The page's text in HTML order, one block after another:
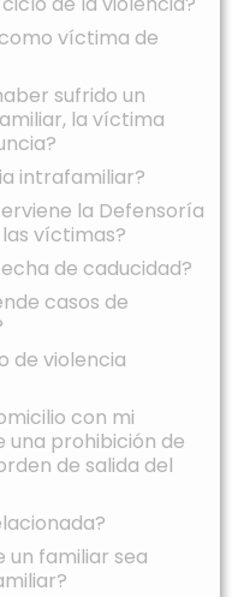
víctima de
sufrido un
la víctima
intrafamiliar?
la Defensoría
víctimas?
de caducidad?
casos de
de violencia
con mi
una prohibición de
de salida del
un familiar sea